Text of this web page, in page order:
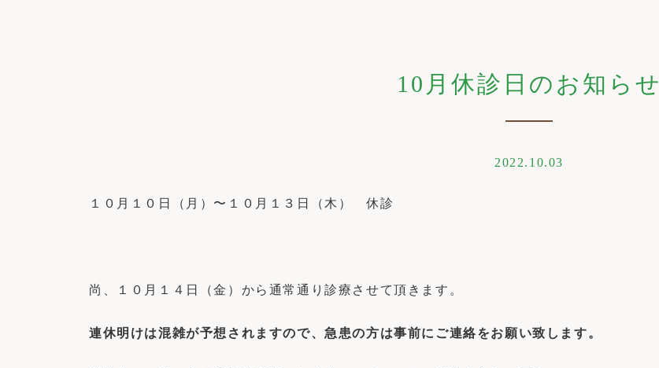
10月休診日のお知らせ
2022.10.03
１０月１０日（月）〜１０月１３日（木） 休診
尚、１０月１４日（金）から通常通り診療させて頂きます。
連休明けは混雑が予想されますので、急患の方は事前にご連絡をお願い致します。